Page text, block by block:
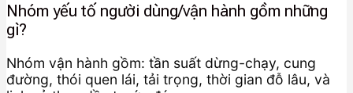
Nhóm yếu tố người dùng/vận hành gồm những
gì?
Nhóm vận hành gồm: tần suất dừng-chạy, cung
đường, thói quen lái, tải trọng, thời gian đỗ lâu, và